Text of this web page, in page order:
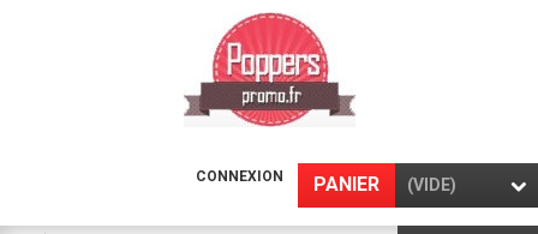
PANIER (VIDE)
CONNEXION